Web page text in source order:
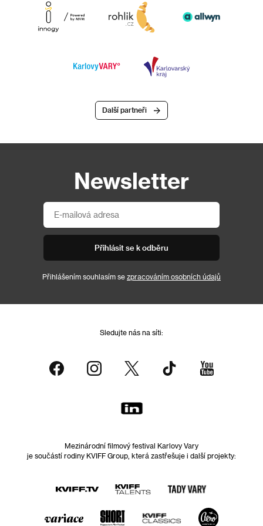
Další partneři
Newsletter
Přihlásit se k odběru
Přihlášením souhlasím se zpracováním osobních údajů
Sledujte nás na síti:
Mezinárodní filmový festival Karlovy Vary
je součástí rodiny KVIFF Group, která zastřešuje i další projekty: